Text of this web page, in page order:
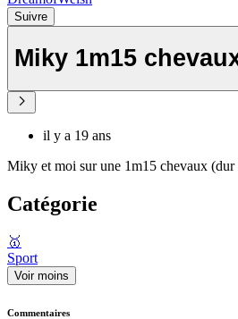
Suivre
Miky 1m15
il y a 19 ans
Miky et moi sur une 1m15 chevaux
Catégorie
🥇
Sport
Voir moins
Commentaires